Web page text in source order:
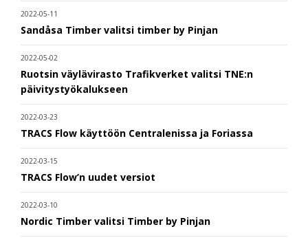
2022-05-11
Sandåsa Timber valitsi timber by Pinjan
2022-05-02
Ruotsin väylävirasto Trafikverket valitsi TNE:n
päivitystyökalukseen
2022-03-23
TRACS Flow käyttöön Centralenissa ja Foriassa
2022-03-15
TRACS Flow’n uudet versiot
2022-03-10
Nordic Timber valitsi Timber by Pinjan